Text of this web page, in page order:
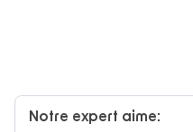
Notre expert aime: